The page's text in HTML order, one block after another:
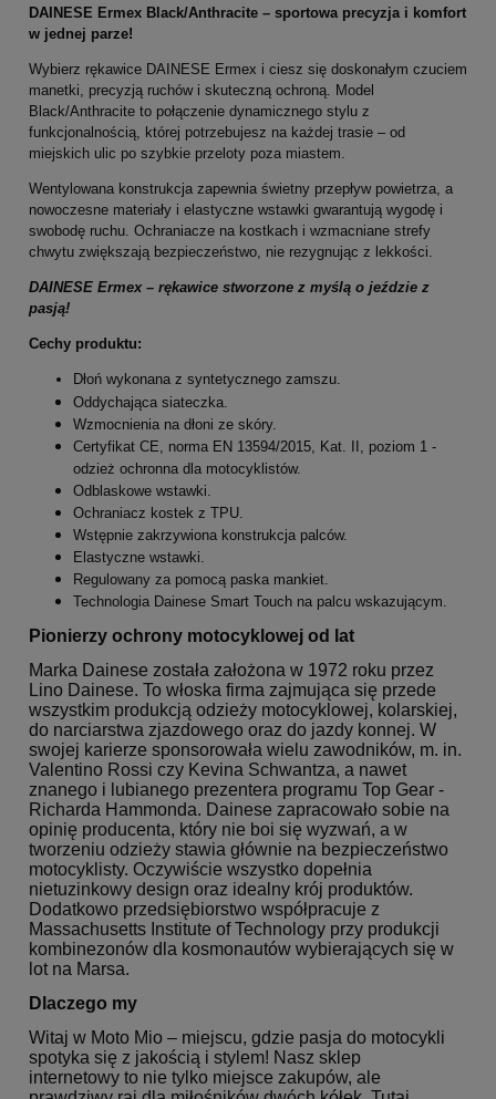
DAINESE Ermex Black/Anthracite – sportowa precyzja i komfort
w jednej parze!
Wybierz rękawice DAINESE Ermex i ciesz się doskonałym czuciem
manetki, precyzją ruchów i skuteczną ochroną. Model
Black/Anthracite to połączenie dynamicznego stylu z
funkcjonalnością, której potrzebujesz na każdej trasie – od
miejskich ulic po szybkie przeloty poza miastem.
Wentylowana konstrukcja zapewnia świetny przepływ powietrza, a
nowoczesne materiały i elastyczne wstawki gwarantują wygodę i
swobodę ruchu. Ochraniacze na kostkach i wzmacniane strefy
chwytu zwiększają bezpieczeństwo, nie rezygnując z lekkości.
DAINESE Ermex – rękawice stworzone z myślą o jeździe z
pasją!
Cechy produktu:
Dłoń wykonana z syntetycznego zamszu.
Oddychająca siateczka.
Wzmocnienia na dłoni ze skóry.
Certyfikat CE, norma EN 13594/2015, Kat. II, poziom 1 -
odzież ochronna dla motocyklistów.
Odblaskowe wstawki.
Ochraniacz kostek z TPU.
Wstępnie zakrzywiona konstrukcja palców.
Elastyczne wstawki.
Regulowany za pomocą paska mankiet.
Technologia Dainese Smart Touch na palcu wskazującym.
Pionierzy ochrony motocyklowej od lat
Marka Dainese została założona w 1972 roku przez
Lino Dainese. To włoska firma zajmująca się przede
wszystkim produkcją odzieży motocyklowej, kolarskiej,
do narciarstwa zjazdowego oraz do jazdy konnej. W
swojej karierze sponsorowała wielu zawodników, m. in.
Valentino Rossi czy Kevina Schwantza, a nawet
znanego i lubianego prezentera programu Top Gear -
Richarda Hammonda. Dainese zapracowało sobie na
opinię producenta, który nie boi się wyzwań, a w
tworzeniu odzieży stawia głównie na bezpieczeństwo
motocyklisty. Oczywiście wszystko dopełnia
nietuzinkowy design oraz idealny krój produktów.
Dodatkowo przedsiębiorstwo współpracuje z
Massachusetts Institute of Technology przy produkcji
kombinezonów dla kosmonautów wybierających się w
lot na Marsa.
Dlaczego my
Witaj w Moto Mio – miejscu, gdzie pasja do motocykli
spotyka się z jakością i stylem! Nasz sklep
internetowy to nie tylko miejsce zakupów, ale